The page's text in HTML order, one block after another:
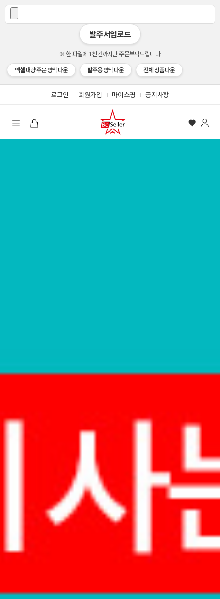
발주서업로드
※ 한 파일에 1천건까지만 주문부탁드립니다.
엑셀 대량 주문 양식 다운
발주용 양식 다운 전체 상품 다운
로그인 회원가입 마이쇼핑 공지사항